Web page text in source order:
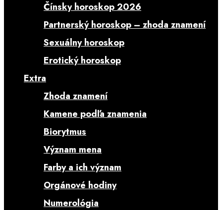
Čínsky horoskop 2026
Partnerský horoskop – zhoda znamení
Sexuálny horoskop
Erotický horoskop
Extra
Zhoda znamení
Kamene podľa znamenia
Biorytmus
Význam mena
Farby a ich význam
Orgánové hodiny
Numerológia